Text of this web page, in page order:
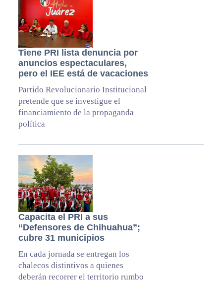
Tiene PRI lista denuncia por
anuncios espectaculares,
pero el IEE está de vacaciones
Partido Revolucionario Institucional
pretende que se investigue el
financiamiento de la propaganda
política
Capacita el PRI a sus
“Defensores de Chihuahua”;
cubre 31 municipios
En cada jornada se entregan los
chalecos distintivos a quienes
deberán recorrer el territorio rumbo